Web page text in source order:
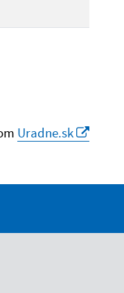
Uradne.sk